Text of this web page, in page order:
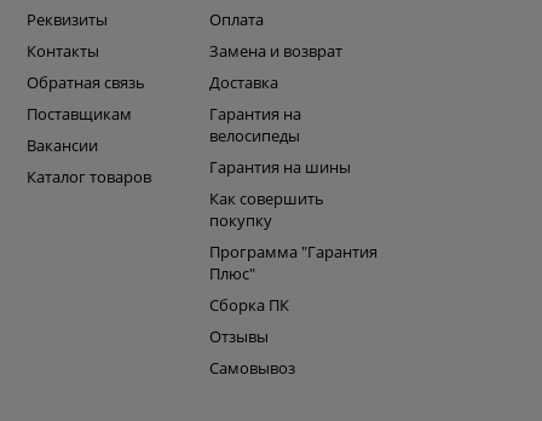
Реквизиты
Контакты
Обратная связь
Поставщикам
Вакансии
Каталог товаров
Оплата
Замена и возврат
Доставка
Гарантия на
велосипеды
Гарантия на шины
Как совершить
покупку
Программа "Гарантия
Плюс"
Сборка ПК
Отзывы
Самовывоз